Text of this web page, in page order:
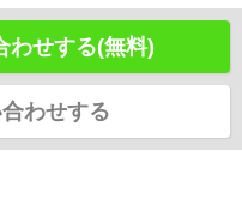
わせする(無料)
わせする